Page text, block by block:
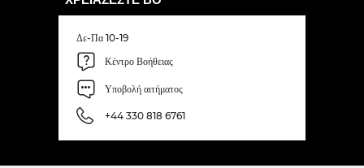
Δε-Πα 10-19
Κέντρο Βοήθειας
Υποβολή αιτήματος
+44 330 818 6761